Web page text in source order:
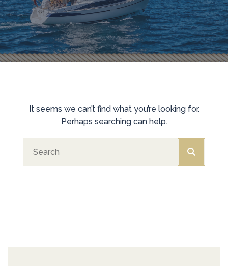
It seems we can’t find what you’re looking for.
Perhaps searching can help.